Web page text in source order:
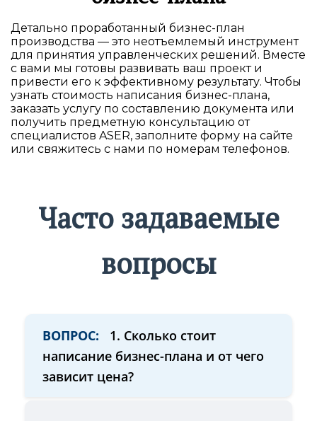
Детально проработанный бизнес-план
производства — это неотъемлемый инструмент
для принятия управленческих решений. Вместе
с вами мы готовы развивать ваш проект и
привести его к эффективному результату. Чтобы
узнать стоимость написания бизнес-плана,
заказать услугу по составлению документа или
получить предметную консультацию от
специалистов ASER, заполните форму на сайте
или свяжитесь с нами по номерам телефонов.
Часто задаваемые
вопросы
ВОПРОС:
1. Сколько стоит
написание бизнес-плана и от чего
зависит цена?